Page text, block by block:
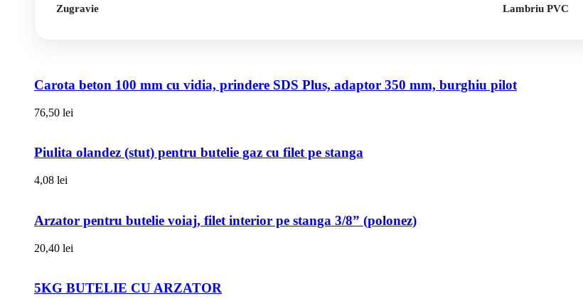
Zugravie Lambriu PVC
Carota beton 100 mm cu vidia, prindere SDS Plus, adaptor 350 mm, burghiu pilot
76,50 lei
Piulita olandez (stut) pentru butelie gaz cu filet pe stanga
4,08 lei
Arzator pentru butelie voiaj, filet interior pe stanga 3/8” (polonez)
20,40 lei
5KG BUTELIE CU ARZATOR